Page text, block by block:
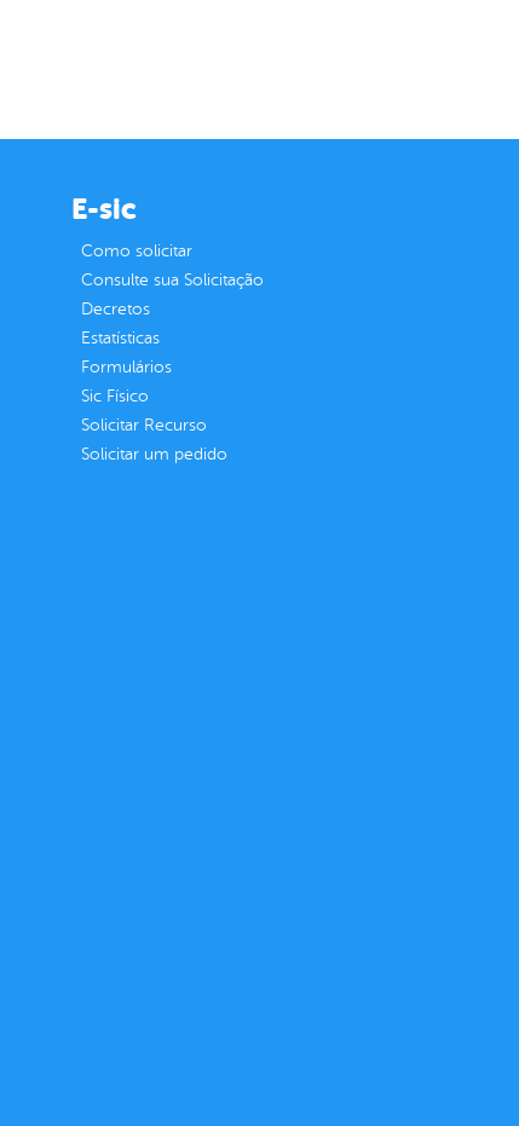
E-sic
Como solicitar
Consulte sua Solicitação
Decretos
Estatísticas
Formulários
Sic Físico
Solicitar Recurso
Solicitar um pedido